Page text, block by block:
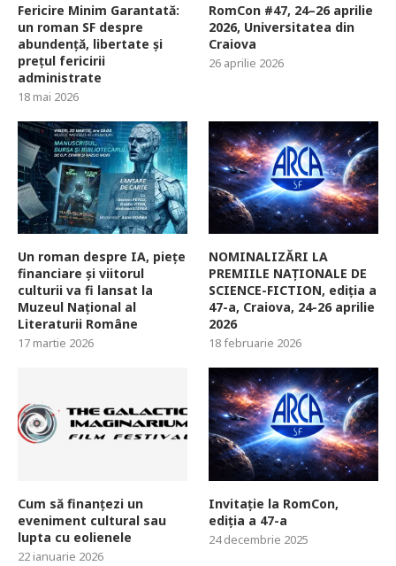
Fericire Minim Garantată:
un roman SF despre
abundență, libertate și
prețul fericirii
administrate
18 mai 2026
RomCon #47, 24–26 aprilie
2026, Universitatea din
Craiova
26 aprilie 2026
Un roman despre IA, piețe
financiare și viitorul
culturii va fi lansat la
Muzeul Național al
Literaturii Române
17 martie 2026
NOMINALIZĂRI LA
PREMIILE NAȚIONALE DE
SCIENCE-FICTION, ediția a
47-a, Craiova, 24-26 aprilie
2026
18 februarie 2026
Cum să finanțezi un
eveniment cultural sau
lupta cu eolienele
22 ianuarie 2026
Invitație la RomCon,
ediția a 47-a
24 decembrie 2025